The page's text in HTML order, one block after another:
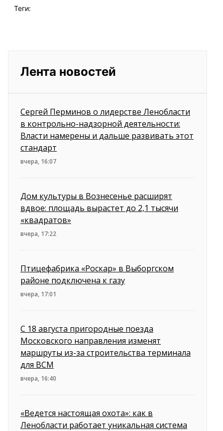
Теги:
Лента новостей
Сергей Перминов о лидерстве Ленобласти
в контрольно-надзорной деятельности:
Власти намерены и дальше развивать этот
стандарт
вчера, 16:07
Дом культуры в Вознесенье расширят
вдвое: площадь вырастет до 2,1 тысячи
«квадратов»
вчера, 17:22
Птицефабрика «Роскар» в Выборгском
районе подключена к газу
вчера, 17:01
С 18 августа пригородные поезда
Московского направления изменят
маршруты из-за строительства терминала
для ВСМ
вчера, 16:40
«Ведется настоящая охота»: как в
Ленобласти работает уникальная система